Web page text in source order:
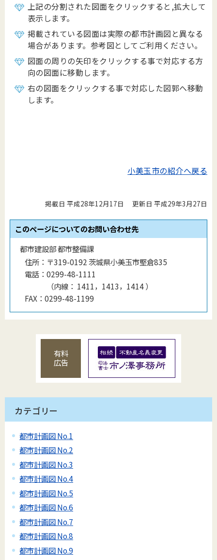
上記の分割された図面をクリックすると,拡大して
表示します。
掲載されている図面は実際の都市計画図と異なる
場合があります。参考図としてご利用ください。
図面の周りの矢印をクリックする事で対応する方
向の図面に移動します。
右の図面をクリックする事で対応した図郭へ移動
します。
小美玉市の紹介へ戻る
掲載日 平成28年12月17日 更新日 平成29年3月27日
このページについてのお問い合わせ先
都市建設部 都市整備課
住所： 〒319-0192 茨城県小美玉市堅倉835
電話： 0299-48-1111
（内線 ： 1411，1413，1414）
FAX： 0299-48-1199
有料
広告
カテゴリー
都市計画図 No.1
都市計画図 No.2
都市計画図 No.3
都市計画図 No.4
都市計画図 No.5
都市計画図 No.6
都市計画図 No.7
都市計画図 No.8
都市計画図 No.9